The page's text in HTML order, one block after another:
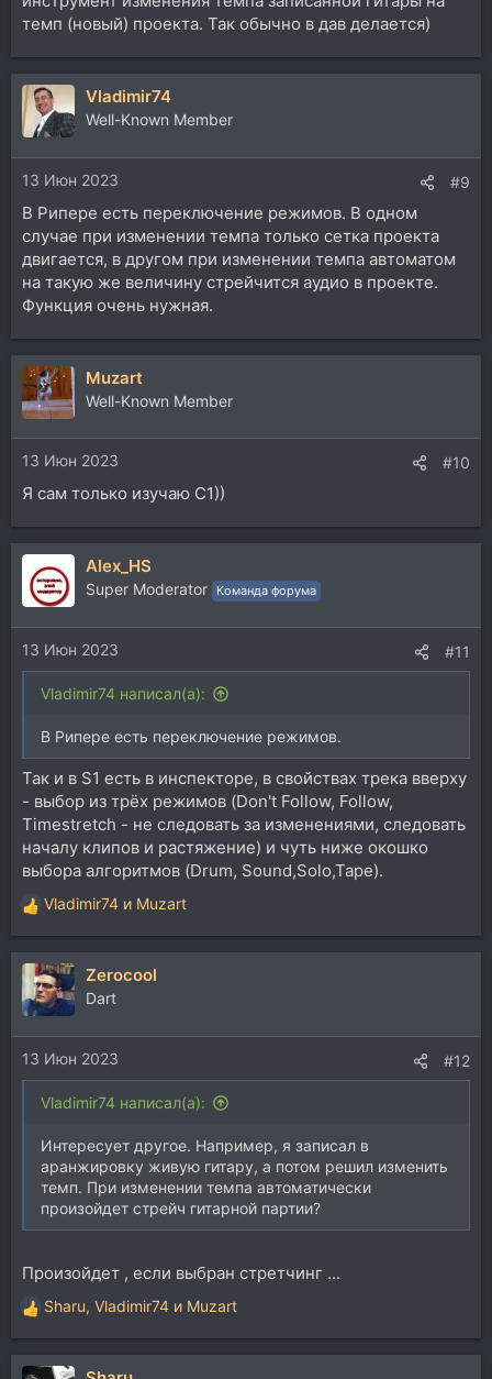
темп (новый) проекта. Так обычно в дав делается)
Vladimir74
Well-Known Member
13 Июн 2023 #9
В Рипере есть переключение режимов. В одном
случае при изменении темпа только сетка проекта
двигается, в другом при изменении темпа автоматом
на такую же величину стрейчится аудио в проекте.
Функция очень нужная.
Muzart
Well-Known Member
13 Июн 2023 #10
Я сам только изучаю С1))
Alex_HS
Super Moderator Команда форума
13 Июн 2023 #11
Vladimir74 написал(а):
В Рипере есть переключение режимов.
Так и в S1 есть в инспекторе, в свойствах трека вверху
- выбор из трёх режимов (Don't Follow, Follow,
Timestretch - не следовать за изменениями, следовать
началу клипов и растяжение) и чуть ниже окошко
выбора алгоритмов (Drum, Sound,Solo,Tape).
Р
е
а
к
ц
и
и
:
Vladimir74 и Muzart
Zerocool
Dart
13 Июн 2023 #12
Vladimir74 написал(а):
Интересует другое. Например, я записал в
аранжировку живую гитару, а потом решил изменить
темп. При изменении темпа автоматически
произойдет стрейч гитарной партии?
Произойдет , если выбран стретчинг ...
Р
е
а
Sharu, Vladimir74 и Muzart